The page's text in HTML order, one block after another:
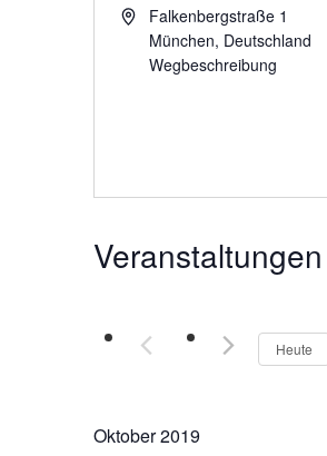
Falkenbergstraße 1
München, Deutschland
Wegbeschreibung
Heute
Oktober 2019